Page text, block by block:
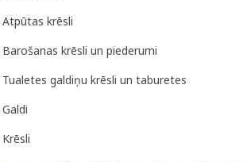
Atpūtas krēsli
Barošanas krēsli un piederumi
Tualetes galdiņu krēsli un taburetes
Galdi
Krēsli